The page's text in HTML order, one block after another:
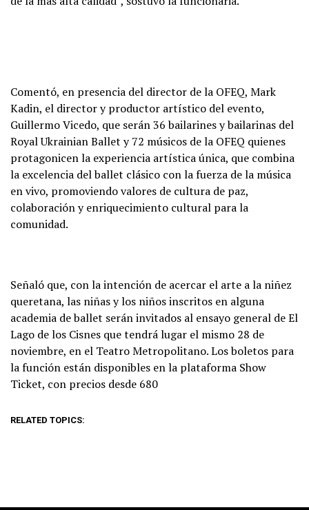
Comentó, en presencia del director de la OFEQ, Mark
Kadin, el director y productor artístico del evento,
Guillermo Vicedo, que serán 36 bailarines y bailarinas del
Royal Ukrainian Ballet y 72 músicos de la OFEQ quienes
protagonicen la experiencia artística única, que combina
la excelencia del ballet clásico con la fuerza de la música
en vivo, promoviendo valores de cultura de paz,
colaboración y enriquecimiento cultural para la
comunidad.
Señaló que, con la intención de acercar el arte a la niñez
queretana, las niñas y los niños inscritos en alguna
academia de ballet serán invitados al ensayo general de El
Lago de los Cisnes que tendrá lugar el mismo 28 de
noviembre, en el Teatro Metropolitano. Los boletos para
la función están disponibles en la plataforma Show
Ticket, con precios desde 680
RELATED TOPICS: